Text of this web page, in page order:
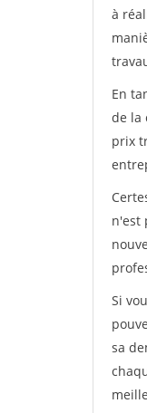
à
En
de la
prix
n'est
Si
sa